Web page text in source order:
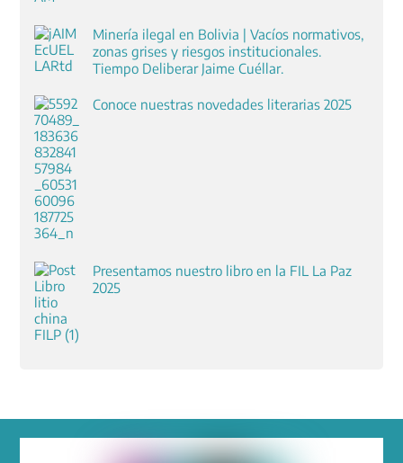
Minería ilegal en Bolivia | Vacíos normativos,
zonas grises y riesgos institucionales.
Tiempo Deliberar Jaime Cuéllar.
Conoce nuestras novedades literarias 2025
Presentamos nuestro libro en la FIL La Paz
2025